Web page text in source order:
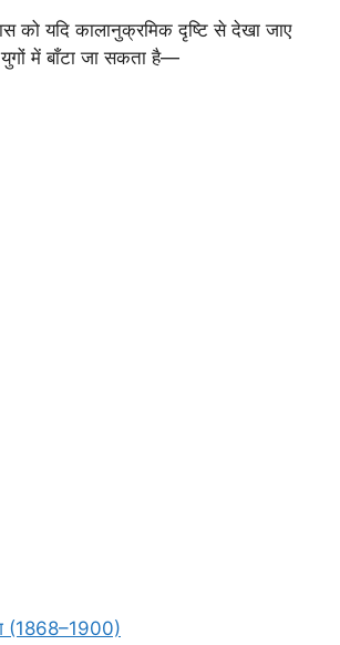
को यदि कालानुक्रमिक दृष्टि से देखा जाए
में बाँटा जा सकता है—
(1868–1900)